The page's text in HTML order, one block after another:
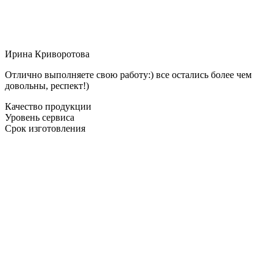
Ирина Криворотова
Отлично выполняете свою работу:) все остались более чем
довольны, респект!)
Качество продукции
Уровень сервиса
Срок изготовления